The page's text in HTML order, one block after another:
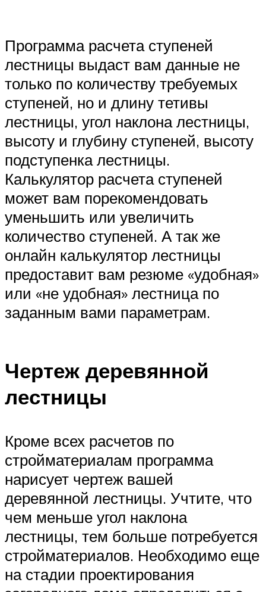
Программа расчета ступеней
лестницы выдаст вам данные не
только по количеству требуемых
ступеней, но и длину тетивы
лестницы, угол наклона лестницы,
высоту и глубину ступеней, высоту
подступенка лестницы.
Калькулятор расчета ступеней
может вам порекомендовать
уменьшить или увеличить
количество ступеней. А так же
онлайн калькулятор лестницы
предоставит вам резюме «удобная»
или «не удобная» лестница по
заданным вами параметрам.
Чертеж деревянной
лестницы
Кроме всех расчетов по
стройматериалам программа
нарисует чертеж вашей
деревянной лестницы. Учтите, что
чем меньше угол наклона
лестницы, тем больше потребуется
стройматериалов. Необходимо еще
на стадии проектирования